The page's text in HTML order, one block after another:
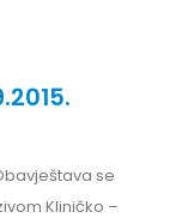
se
Kliničko –